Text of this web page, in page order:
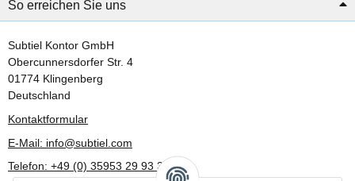
So erreichen Sie uns
Subtiel Kontor GmbH
Obercunnersdorfer Str. 4
01774 Klingenberg
Deutschland
Kontaktformular
E-Mail: info@subtiel.com
Telefon: +49 (0) 35953 29 93 30